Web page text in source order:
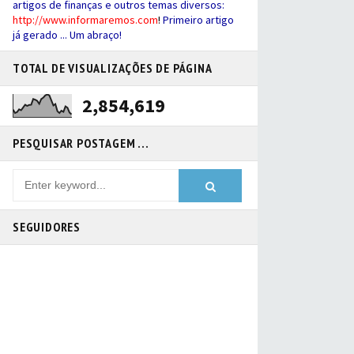
artigos de finanças e outros temas diversos:
http://www.informaremos.com! Primeiro artigo
já gerado ... Um abraço!
TOTAL DE VISUALIZAÇÕES DE PÁGINA
2,854,619
PESQUISAR POSTAGEM ...
SEGUIDORES